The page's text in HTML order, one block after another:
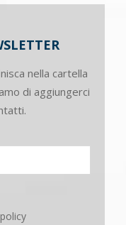
nella cartella
di aggiungerci